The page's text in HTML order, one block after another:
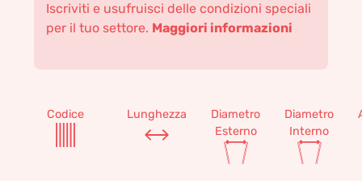
Iscriviti e usufruisci delle condizioni speciali
per il tuo settore. Maggiori informazioni
Codice Lunghezza
Diametro
Esterno
Diametro
Interno